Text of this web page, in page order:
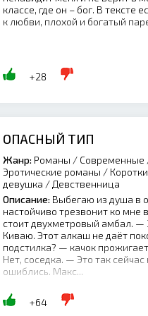
классе, где он – бог. В тексте
к любви, плохой и богатый
+28
ОПАСНЫЙ ТИП
Жанр: Романы / Современные
Эротические романы /
девушка / Девственница
Описание: Выбегаю из душа в
настойчиво трезвонит ко мне
стоит двухметровый амбал. —
Киваю. Этот алкаш не даёт
подстилка? — качок
Нет, соседка. — Это так
ошиблись. Макс...
+64